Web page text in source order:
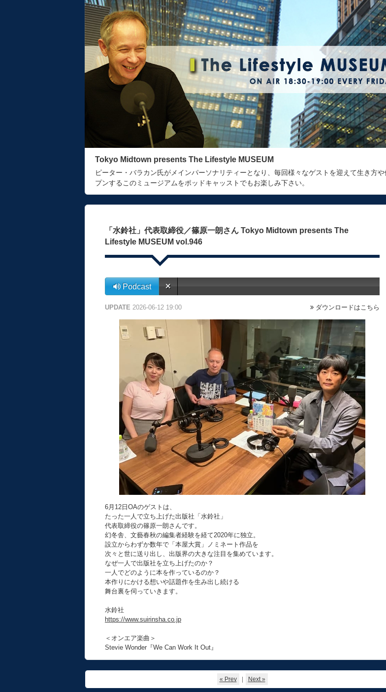
Tokyo Midtown presents The Lifestyle MUSEUM
ピーター・バラカン氏がメインパーソナリティーとなり、毎回様々なゲストを迎えて生き方
プンするこのミュージアムをポッドキャッストでもお楽しみ下さい。
「水鈴社」代表取締役／篠原一朗さん Tokyo Midtown presents The
Lifestyle MUSEUM vol.946
Podcast
Error loading: "https://podcasts.tfm.co.jp/podcasts/tokyo/museum/museum_vol946.mp3"
ダウンロードはこちら
UPDATE 2026-06-12 19:00
6月12日OAのゲストは、
たった一人で立ち上げた出版社「水鈴社」
代表取締役の篠原一朗さんです。
幻冬舎、文藝春秋の編集者経験を経て2020年に独立。
設立からわずか数年で「本屋大賞」ノミネート作品を
次々と世に送り出し、出版界の大きな注目を集めています。
なぜ一人で出版社を立ち上げたのか？
一人でどのように本を作っているのか？
本作りにかける想いや話題作を生み出し続ける
舞台裏を伺っていきます。
水鈴社
https://www.suirinsha.co.jp
＜オンエア楽曲＞
Stevie Wonder『We Can Work It Out』
« Prev Next »